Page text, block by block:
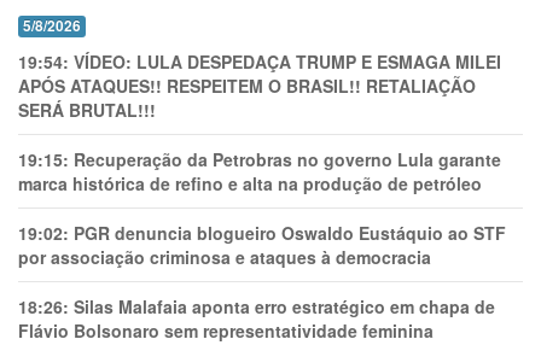
5/8/2026
19:54: VÍDEO: LULA DESPEDAÇA TRUMP E ESMAGA MILEI
APÓS ATAQUES!! RESPEITEM O BRASIL!! RETALIAÇÃO
SERÁ BRUTAL!!!
19:15: Recuperação da Petrobras no governo Lula garante
marca histórica de refino e alta na produção de petróleo
19:02: PGR denuncia blogueiro Oswaldo Eustáquio ao STF
por associação criminosa e ataques à democracia
18:26: Silas Malafaia aponta erro estratégico em chapa de
Flávio Bolsonaro sem representatividade feminina